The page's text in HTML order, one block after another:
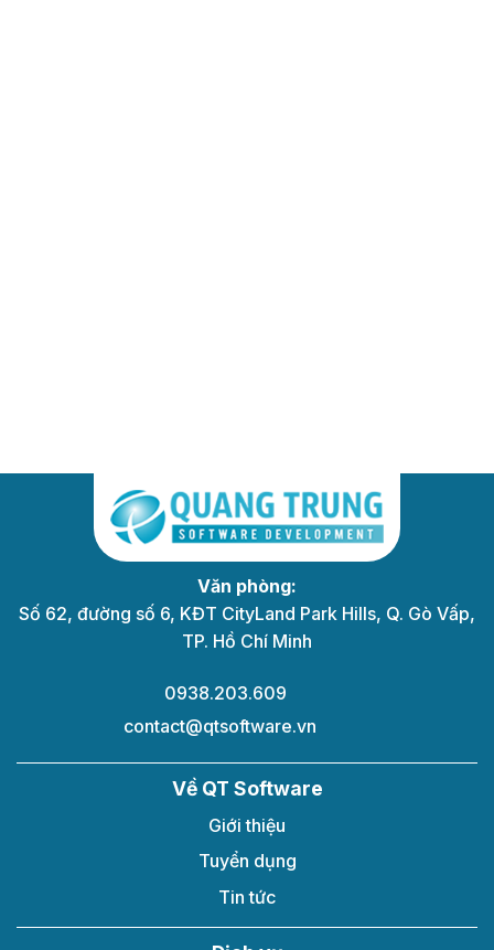
Văn phòng:
Số 62, đường số 6, KĐT CityLand Park Hills, Q. Gò Vấp,
TP. Hồ Chí Minh
0938.203.609
contact@qtsoftware.vn
Về QT Software
Giới thiệu
Tuyển dụng
Tin tức